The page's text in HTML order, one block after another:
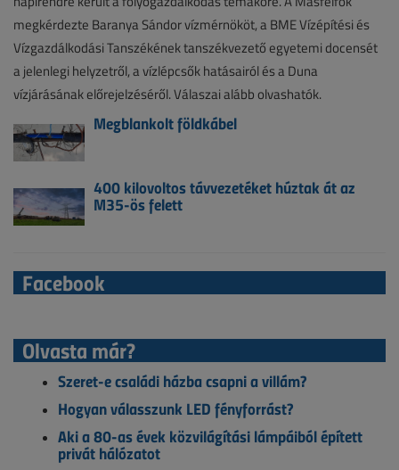
megkérdezte Baranya Sándor vízmérnököt, a BME Vízépítési és
Vízgazdálkodási Tanszékének tanszékvezető egyetemi docensét
a jelenlegi helyzetről, a vízlépcsők hatásairól és a Duna
vízjárásának előrejelzéséről. Válaszai alább olvashatók.
Megblankolt földkábel
400 kilovoltos távvezetéket húztak át az
M35-ös felett
Facebook
Olvasta már?
Szeret-e családi házba csapni a villám?
Hogyan válasszunk LED fényforrást?
Aki a 80-as évek közvilágítási lámpáiból épített
privát hálózatot